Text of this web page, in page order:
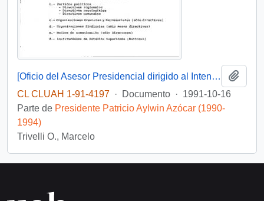
[Oficio del Asesor Presidencial dirigido al Intendente de la III Región, Sr. Raúl Barrionuevo, referente a saludo de Navidad]
CL CLUAH 1-91-4197 · Documento · 1991-10-16
Parte de Presidente Patricio Aylwin Azócar (1990-
1994)
Trivelli O., Marcelo